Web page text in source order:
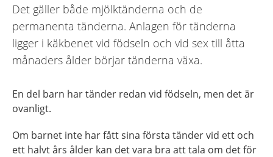
Det gäller både mjölktänderna och de
permanenta tänderna. Anlagen för tänderna
ligger i käkbenet vid födseln och vid sex till åtta
månaders ålder börjar tänderna växa.
En del barn har tänder redan vid födseln, men det är
ovanligt.
Om barnet inte har fått sina första tänder vid ett och
ett halvt års ålder kan det vara bra att tala om det för